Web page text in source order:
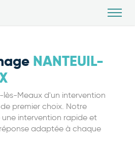
NANTEUIL-
lès-Meaux d'un intervention
premier choix. Notre
intervention rapide et
adaptée à chaque